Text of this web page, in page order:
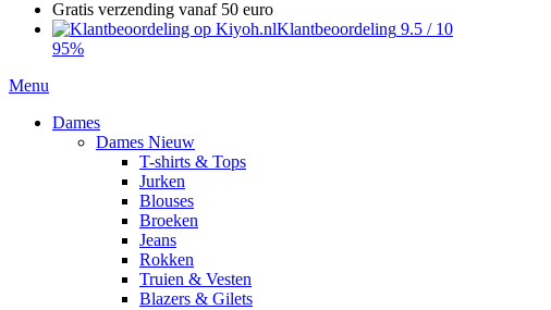
Gratis verzending vanaf 50 euro
Klantbeoordeling 9.5 / 10
95%
Menu
Dames
Dames Nieuw
T-shirts & Tops
Jurken
Blouses
Broeken
Jeans
Rokken
Truien & Vesten
Blazers & Gilets